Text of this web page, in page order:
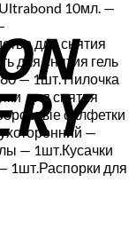
10мл. —
для снятия
для снятия гель
— 1шт. Пилочка
для снятия
салфетки
—
— 1шт.Кусачки
1шт.Распорки для